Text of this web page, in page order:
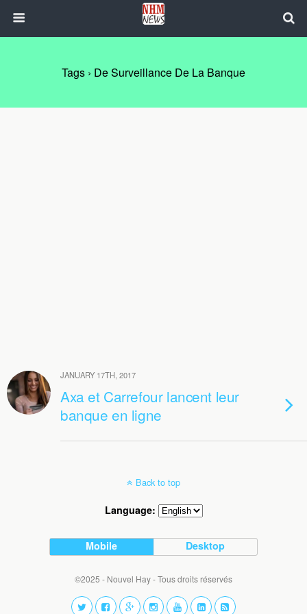
Tags › De Surveillance De La Banque
JANUARY 17TH, 2017
Axa et Carrefour lancent leur
banque en ligne
Back to top
Language:
Mobile Desktop
©2025 - Nouvel Hay - Tous droits réservés